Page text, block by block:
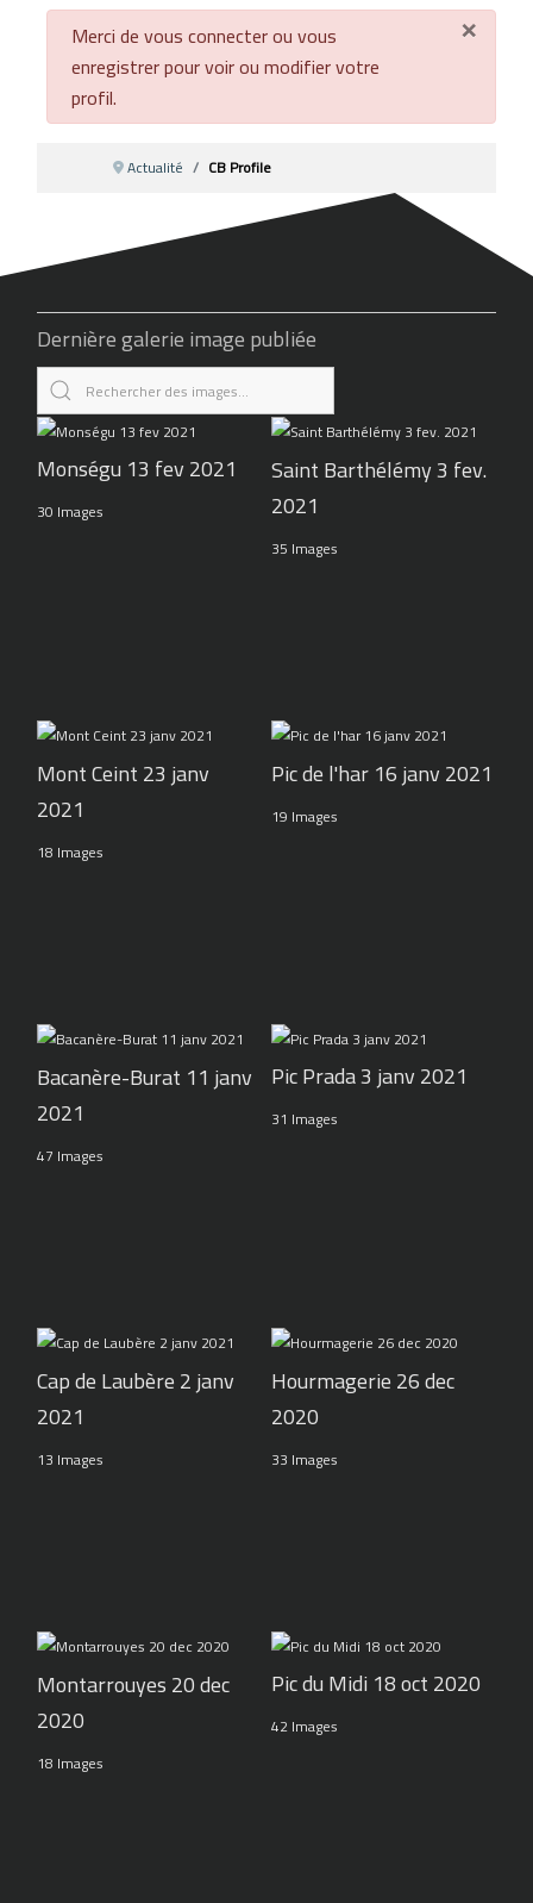
×
danger
Merci de vous connecter ou vous
enregistrer pour voir ou modifier votre
profil.
Actualité CB Profile
Dernière galerie image publiée
Monségu 13 fev 2021
30 Images
Saint Barthélémy 3 fev.
2021
35 Images
Mont Ceint 23 janv
2021
18 Images
Pic de l'har 16 janv 2021
19 Images
Bacanère-Burat 11 janv
2021
47 Images
Pic Prada 3 janv 2021
31 Images
Cap de Laubère 2 janv
2021
13 Images
Hourmagerie 26 dec
2020
33 Images
Montarrouyes 20 dec
2020
18 Images
Pic du Midi 18 oct 2020
42 Images